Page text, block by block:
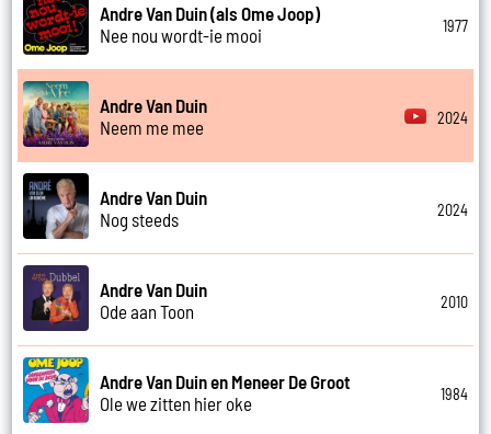
Andre Van Duin (als Ome Joop)
Nee nou wordt-ie mooi
1977
Andre Van Duin
Neem me mee
2024
Andre Van Duin
Nog steeds
2024
Andre Van Duin
Ode aan Toon
2010
Andre Van Duin en Meneer De Groot
Ole we zitten hier oke
1984